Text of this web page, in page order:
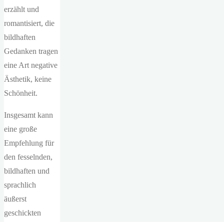
erzählt und
romantisiert, die
bildhaften
Gedanken tragen
eine Art negative
Ästhetik, keine
Schönheit.
Insgesamt kann
eine große
Empfehlung für
den fesselnden,
bildhaften und
sprachlich
äußerst
geschickten